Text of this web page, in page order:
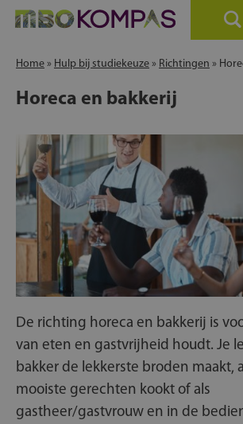
Home » Hulp bij studiekeuze » Richtingen »
Horeca en bakkerij
De richting horeca en bakkerij is
van eten en gastvrijheid houdt. Je
bakker de lekkerste broden maakt,
mooiste gerechten kookt of als
gastheer/gastvrouw en in de